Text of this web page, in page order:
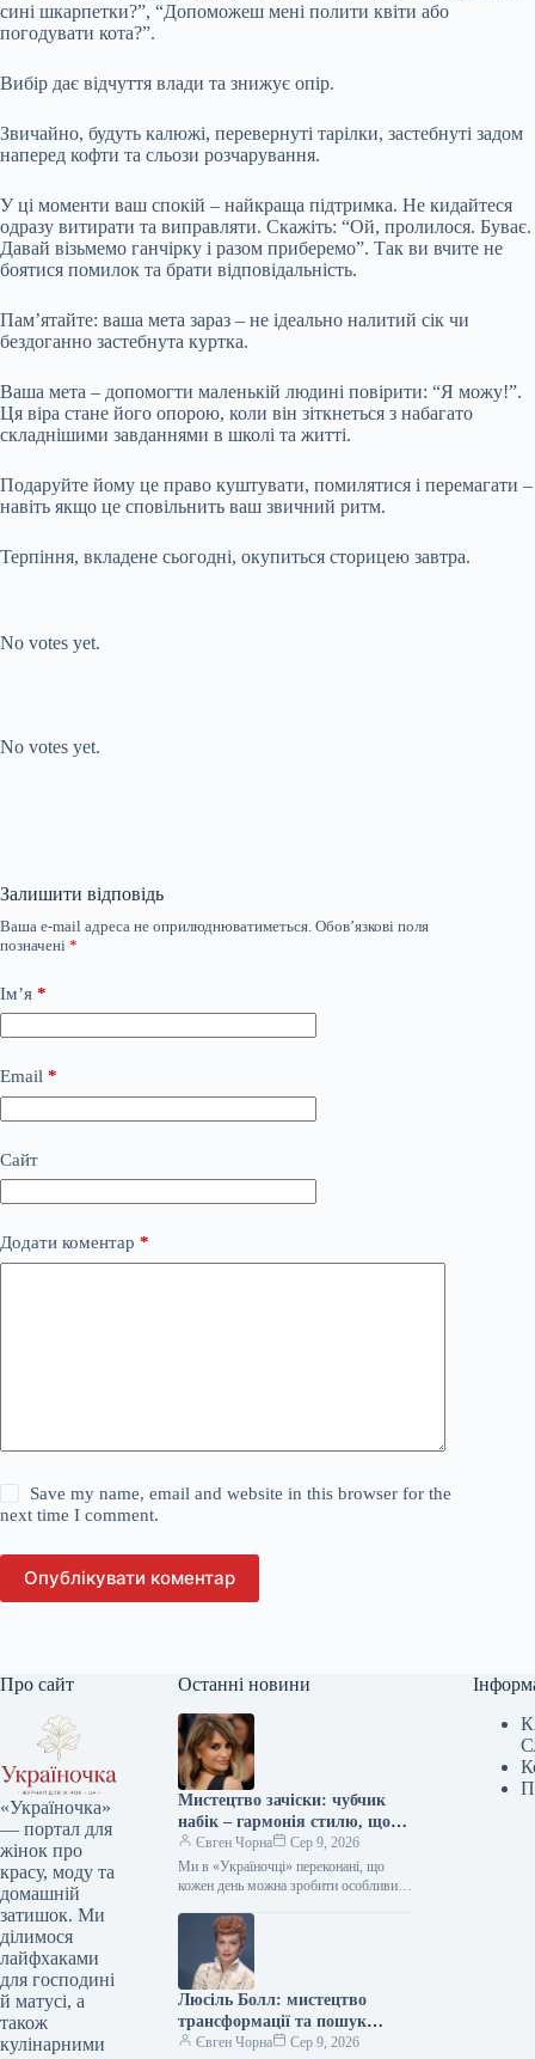
сині шкарпетки?”, “Допоможеш мені полити квіти або
погодувати кота?”.
Вибір дає відчуття влади та знижує опір.
Звичайно, будуть калюжі, перевернуті тарілки, застебнуті задом
наперед кофти та сльози розчарування.
У ці моменти ваш спокій – найкраща підтримка. Не кидайтеся
одразу витирати та виправляти. Скажіть: “Ой, пролилося. Буває.
Давай візьмемо ганчірку і разом приберемо”. Так ви вчите не
боятися помилок та брати відповідальність.
Пам’ятайте: ваша мета зараз – не ідеально налитий сік чи
бездоганно застебнута куртка.
Ваша мета – допомогти маленькій людині повірити: “Я можу!”.
Ця віра стане його опорою, коли він зіткнеться з набагато
складнішими завданнями в школі та житті.
Подаруйте йому це право куштувати, помилятися і перемагати –
навіть якщо це сповільнить ваш звичний ритм.
Терпіння, вкладене сьогодні, окупиться сторицею завтра.
No votes yet.
No votes yet.
Залишити відповідь
Ваша e-mail адреса не оприлюднюватиметься. Обов’язкові поля
позначені *
Ім’я *
Email *
Сайт
Додати коментар *
Save my name, email and website in this browser for the
next time I comment.
Опублікувати коментар
Про сайт
«Україночка»
— портал для
жінок про
красу, моду та
домашній
затишок. Ми
ділимося
лайфхаками
для господині
й матусі, а
також
кулінарними
Останні новини
Мистецтво зачіски: чубчик
набік – гармонія стилю, що
надихає міленіалів та дивує
зумерів
Євген Чорна
Сер 9, 2026
Ми в «Україночці» переконані, що
кожен день можна зробити особливим,
натхнення. Сьогодні ми розбираємося
Люсіль Болл: мистецтво
трансформації та пошук
власної гармонії кольору
Євген Чорна
Сер 9, 2026